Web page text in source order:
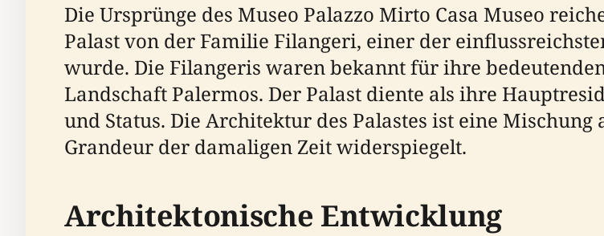
Die Ursprünge des Museo Palazzo Mirto Casa Museo
Palast von der Familie Filangeri, einer der
wurde. Die Filangeris waren bekannt für ihre
Landschaft Palermos. Der Palast diente als ihre
und Status. Die Architektur des Palastes ist eine
Grandeur der damaligen Zeit widerspiegelt.
Architektonische Entwicklung